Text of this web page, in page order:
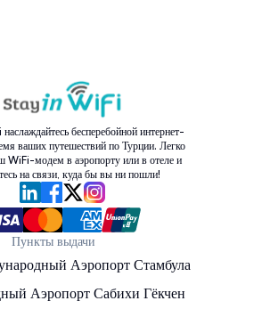
бесперебойной интернет-
ваших путешествий по Турции. Легко
WiFi-модем в аэропорту или в отеле и
на связи, куда бы вы ни пошли!
Пункты выдачи
Аэропорт Стамбула
Аэропорт Сабихи Гёкчен